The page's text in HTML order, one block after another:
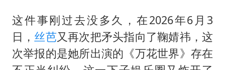
这件事刚过去没多久，在2026年6月3
日， 丝芭又再次把矛头指向了鞠婧祎，这
次举报的是她所出演的《万花世界》存在